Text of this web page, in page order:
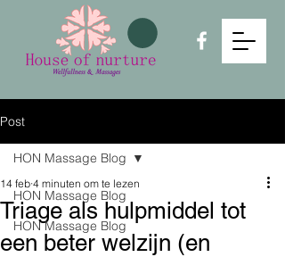
Post
HON Massage Blog
HON Massage Blog
HON Massage Blog
Triage als hulpmiddel tot
een beter welzijn (en
14 feb 4 minuten om te lezen